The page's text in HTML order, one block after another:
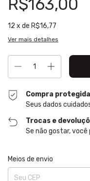
R$163,00
12 x de R$16,77
Ver mais detalhes
Compra protegida
Seus dados
Trocas e
Se não gostar,
Entregas para o CEP:
Meios de envio